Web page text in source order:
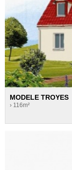
MODELE TROYES
› 116m²